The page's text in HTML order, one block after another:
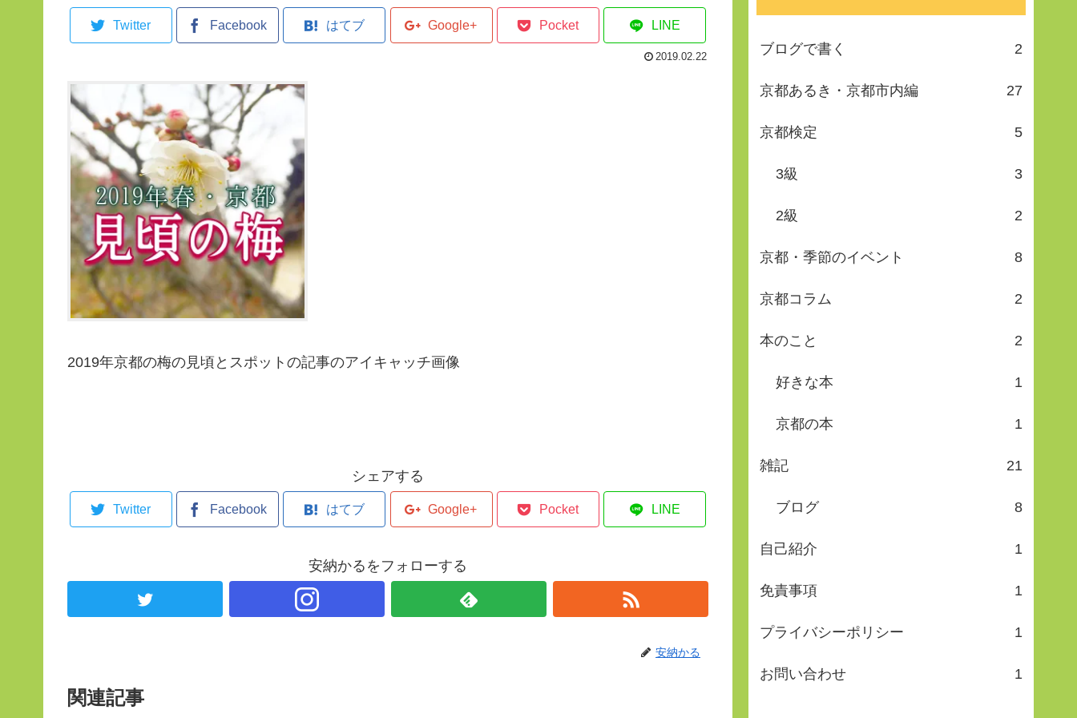
Twitter Facebook はてブ Google+ Pocket LINE
2019.02.22
2019年京都の梅の見頃とスポットの記事のアイキャッチ画像
シェアする
Twitter Facebook はてブ Google+ Pocket LINE
安納かるをフォローする
安納かる
関連記事
ブログで書く 2
京都あるき・京都市内編 27
京都検定 5
3級 3
2級 2
京都・季節のイベント 8
京都コラム 2
本のこと 2
好きな本 1
京都の本 1
雑記 21
ブログ 8
自己紹介 1
免責事項 1
プライバシーポリシー 1
お問い合わせ 1